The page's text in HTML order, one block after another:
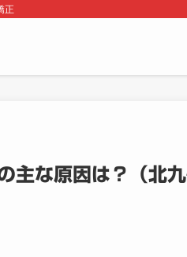
正
主な原因は？（北